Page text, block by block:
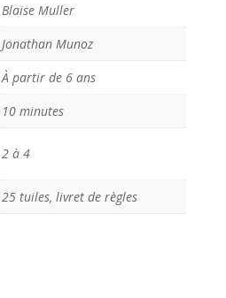
Blaise Muller
Jonathan Munoz
À partir de 6 ans
10 minutes
2 à 4
25 tuiles, livret de règles